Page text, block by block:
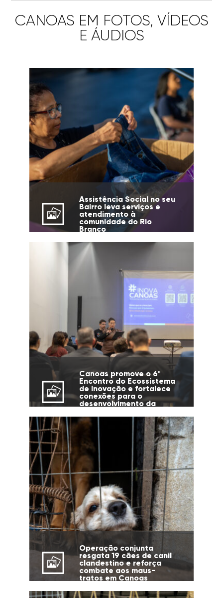
CANOAS EM FOTOS, VÍDEOS
E ÁUDIOS
Assistência Social no seu
Bairro leva serviços e
atendimento à
comunidade do Rio
Branco
Canoas promove o 6º
Encontro do Ecossistema
de Inovação e fortalece
conexões para o
desenvolvimento da
Operação conjunta
resgata 19 cães de canil
clandestino e reforça
combate aos maus-
tratos em Canoas